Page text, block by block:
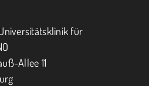
SPENDEN
für
Allee 11